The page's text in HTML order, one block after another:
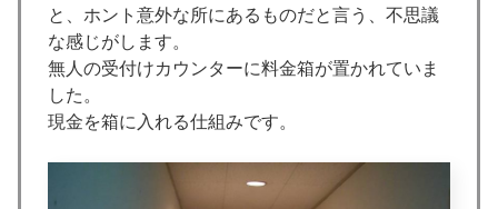
と、ホント意外な所にあるものだと言う、不思議
な感じがします。
無人の受付けカウンターに料金箱が置かれていま
した。
現金を箱に入れる仕組みです。